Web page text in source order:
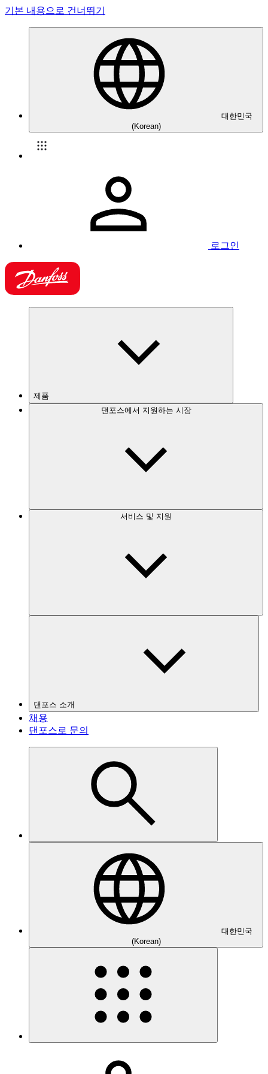
기본 내용으로 건너뛰기
대한민국
(Korean)
로그인
제품
댄포스에서 지원하는 시장
서비스 및 지원
댄포스 소개
채용
댄포스로 문의
대한민국
(Korean)